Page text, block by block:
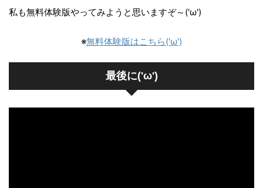
私も無料体験版やってみようと思いますぞ～('ω')
※無料体験版はこちら('ω')
最後に('ω')